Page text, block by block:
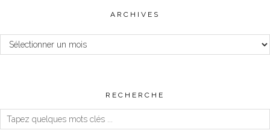
ARCHIVES
Archives
RECHERCHE